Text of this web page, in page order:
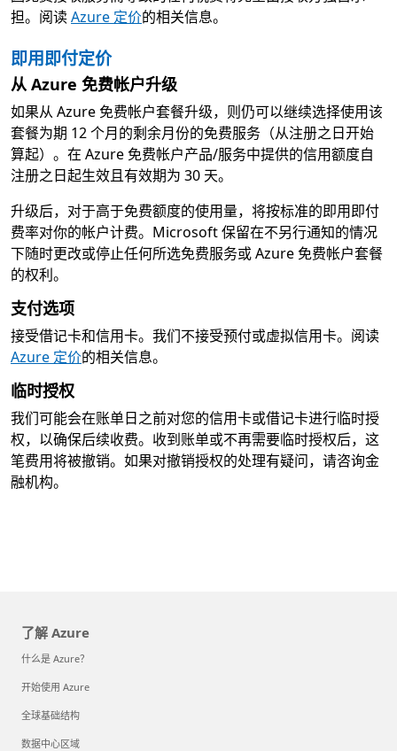
担。阅读Azure 定价的相关信息。
即用即付定价
从 Azure 免费帐户升级
如果从 Azure 免费帐户套餐升级，则仍可以继续选择使用该
套餐为期 12 个月的剩余月份的免费服务（从注册之日开始
算起）。在 Azure 免费帐户产品/服务中提供的信用额度自
注册之日起生效且有效期为 30 天。
升级后，对于高于免费额度的使用量，将按标准的即用即付
费率对你的帐户计费。Microsoft 保留在不另行通知的情况
下随时更改或停止任何所选免费服务或 Azure 免费帐户套餐
的权利。
支付选项
接受借记卡和信用卡。我们不接受预付或虚拟信用卡。阅读
Azure 定价的相关信息。
临时授权
我们可能会在账单日之前对您的信用卡或借记卡进行临时授
权，以确保后续收费。收到账单或不再需要临时授权后，这
笔费用将被撤销。如果对撤销授权的处理有疑问，请咨询金
融机构。
了解 Azure
什么是 Azure？
开始使用 Azure
全球基础结构
数据中心区域